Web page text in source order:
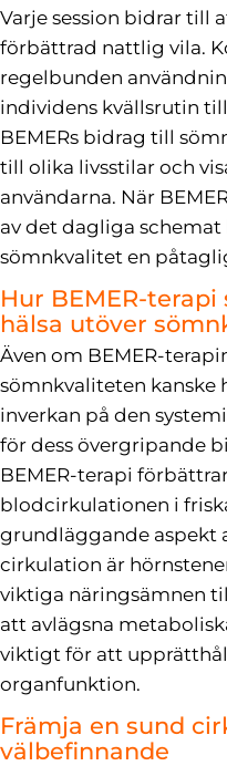
Varje session bidrar till
förbättrad nattlig vila.
regelbunden
individens kvällsrutin
BEMERs bidrag till
till olika livsstilar och
användarna. När
av det dagliga
sömnkvalitet en
Hur BEMER-
hälsa utöver
Även om BEMER-
sömnkvaliteten kanske
inverkan på den
för dess övergripande
BEMER-terapi
blodcirkulationen i
grundläggande aspekt
cirkulation är
viktiga näringsämnen
att avlägsna
viktigt för att
organfunktion.
Främja en sund
välbefinnande